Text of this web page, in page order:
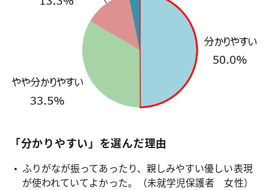
「分かりやすい」を選んだ理由
ふりがなが振ってあったり、親しみやすい優しい表現
が使われていてよかった。（未就学児保護者 女性）